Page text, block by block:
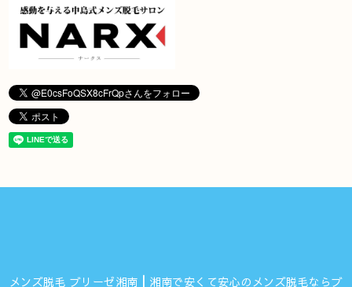
メンズ脱毛 ブリーゼ湘南┃湘南で安くて安心のメンズ脱毛ならブ